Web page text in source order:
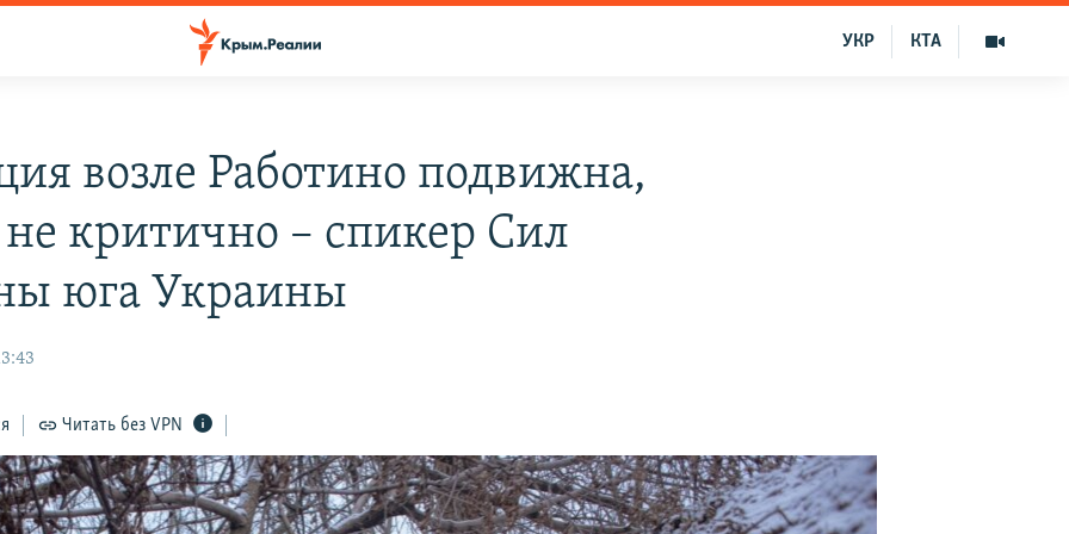
КТА
УКР
возле Работино подвижна,
не критично – спикер Сил
юга Украины
Читать без VPN